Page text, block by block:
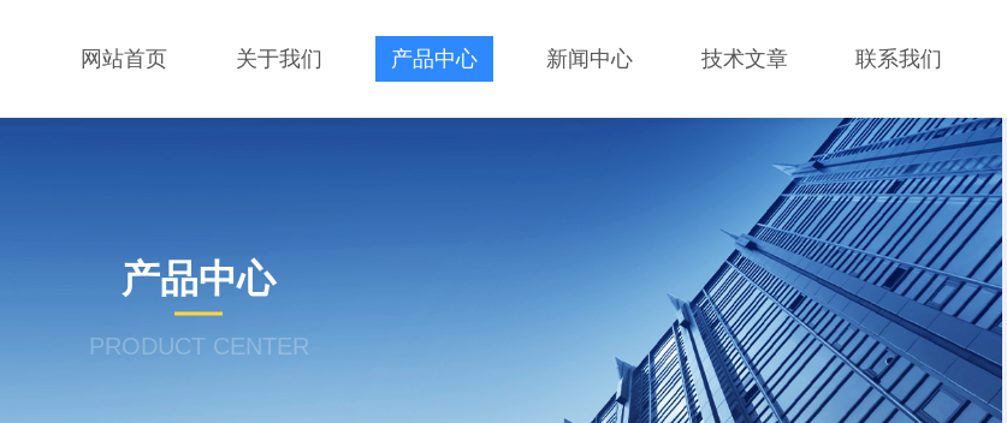
网站首页 关于我们 产品中心 新闻中心 技术文章 联系我们
产品中心
PRODUCT CENTER